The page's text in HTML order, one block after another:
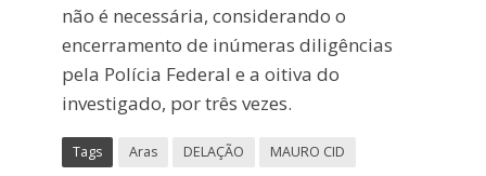
não é necessária, considerando o
encerramento de inúmeras diligências
pela Polícia Federal e a oitiva do
investigado, por três vezes.
Tags Aras DELAÇÃO MAURO CID